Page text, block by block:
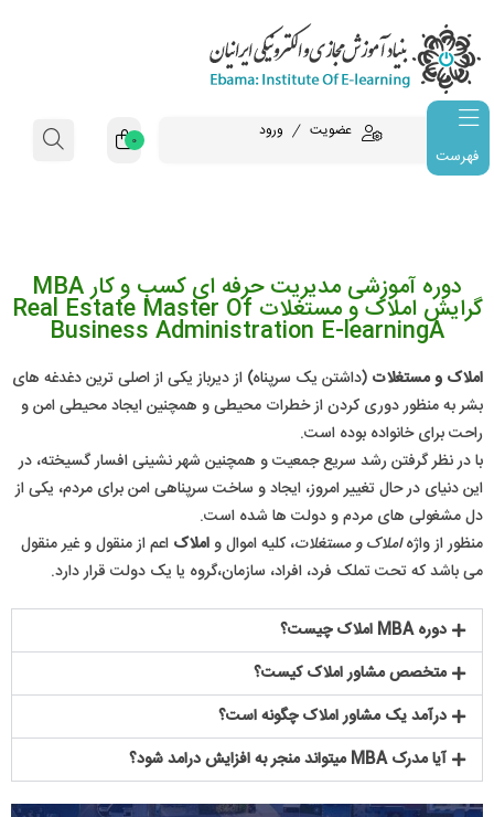
عضویت ورود 0
فهرست
دوره آموزشی مدیریت حرفه ای کسب و کار MBA
گرایش املاک و مستغلات Real Estate Master Of
Business Administration E-learningA
املاک و مستغلات (داشتن یک سرپناه) از دیرباز یکی از اصلی ترین دغدغه های
بشر به منظور دوری کردن از خطرات محیطی و همچنین ایجاد محیطی امن و
راحت برای خانواده بوده است.
با در نظر گرفتن رشد سریع جمعیت و همچنین شهر نشینی افسار گسیخته، در
این دنیای در حال تغییر امروز، ایجاد و ساخت سرپناهی امن برای مردم، یکی از
دل مشغولی های مردم و دولت ها شده است.
منظور از واژهاملاک و مستغلات، کلیه اموال واملاک اعم از منقول و غیر منقول
می باشد که تحت تملک فرد، افراد، سازمان،گروه یا یک دولت قرار دارد.
دوره MBA املاک چیست؟
متخصص مشاور املاک کیست؟
درآمد یک مشاور املاک چگونه است؟
آیا مدرک MBA میتواند منجر به افزایش درامد شود؟